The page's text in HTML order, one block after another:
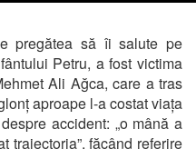
pregătea să îi salute pe
Petru, a fost victima
Ali Ağca, care a tras
aproape l-a costat viața
accident: „o mână a
traiectoria”, făcând referire